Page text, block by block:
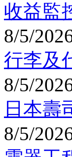
收益監
8/5/
行李及
8/5/
日本壽
8/5/